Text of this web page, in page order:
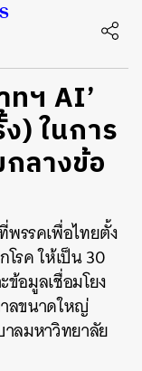
ทฯ AI’
) ในการ
ลางข้อ
พรรคเพื่อไทยตั้ง
รค ให้เป็น 30
อมูลเชื่อมโยง
ลขนาดใหญ่
าลมหาวิทยาลัย